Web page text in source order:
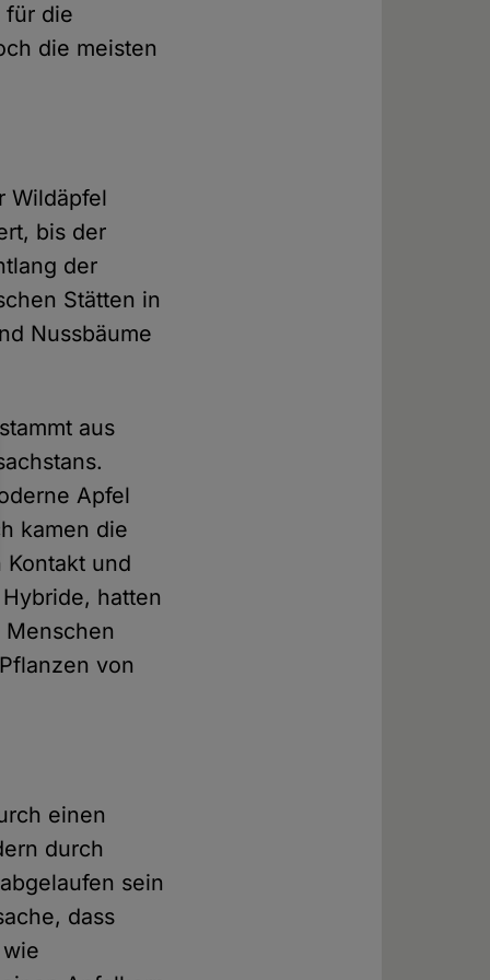
für die
die meisten
Wildäpfel
bis der
der
Stätten in
Nussbäume
aus
Apfel
kamen die
und
hatten
von
einen
durch
sein
dass